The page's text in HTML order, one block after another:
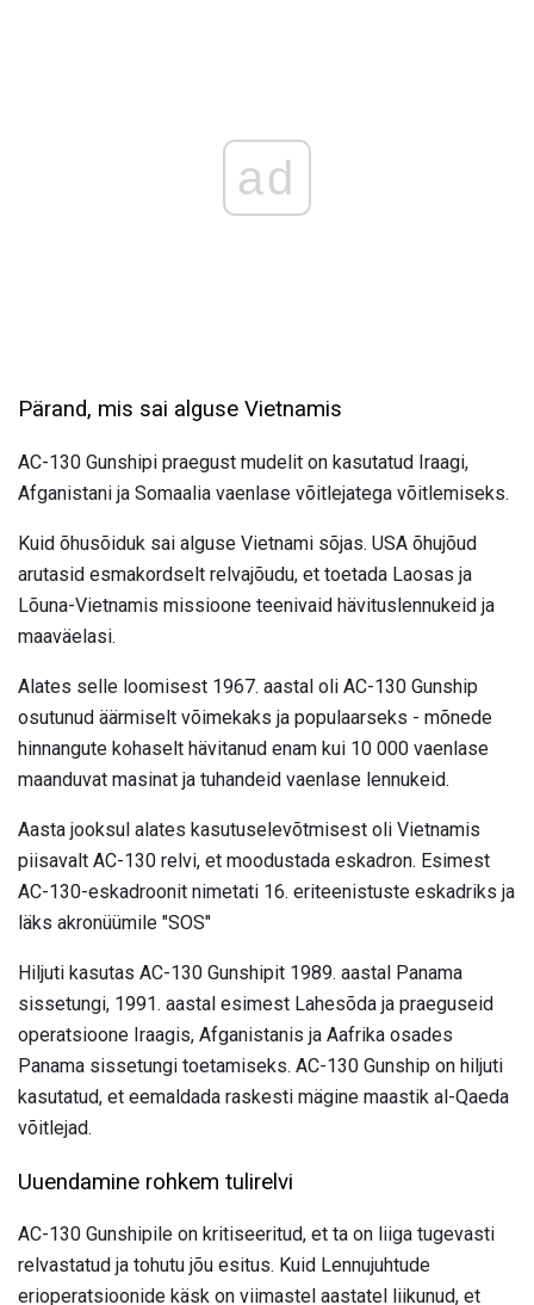
ad
Pärand, mis sai alguse Vietnamis
AC-130 Gunshipi praegust mudelit on kasutatud Iraagi,
Afganistani ja Somaalia vaenlase võitlejatega võitlemiseks.
Kuid õhusõiduk sai alguse Vietnami sõjas. USA õhujõud
arutasid esmakordselt relvajõudu, et toetada Laosas ja
Lõuna-Vietnamis missioone teenivaid hävituslennukeid ja
maaväelasi.
Alates selle loomisest 1967. aastal oli AC-130 Gunship
osutunud äärmiselt võimekaks ja populaarseks - mõnede
hinnangute kohaselt hävitanud enam kui 10 000 vaenlase
maanduvat masinat ja tuhandeid vaenlase lennukeid.
Aasta jooksul alates kasutuselevõtmisest oli Vietnamis
piisavalt AC-130 relvi, et moodustada eskadron. Esimest
AC-130-eskadroonit nimetati 16. eriteenistuste eskadriks ja
läks akronüümile "SOS"
Hiljuti kasutas AC-130 Gunshipit 1989. aastal Panama
sissetungi, 1991. aastal esimest Lahesõda ja praeguseid
operatsioone Iraagis, Afganistanis ja Aafrika osades
Panama sissetungi toetamiseks. AC-130 Gunship on hiljuti
kasutatud, et eemaldada raskesti mägine maastik al-Qaeda
võitlejad.
Uuendamine rohkem tulirelvi
AC-130 Gunshipile on kritiseeritud, et ta on liiga tugevasti
relvastatud ja tohutu jõu esitus. Kuid Lennujuhtude
erioperatsioonide käsk on viimastel aastatel liikunud, et